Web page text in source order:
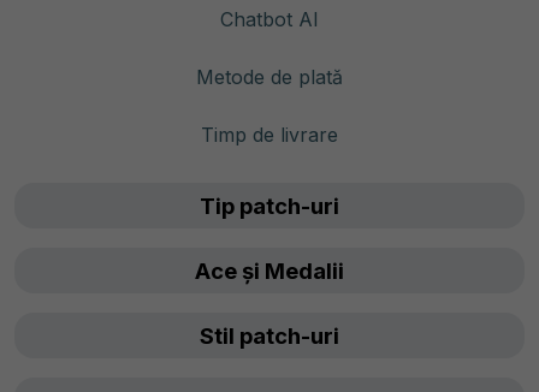
Chatbot AI
Metode de plată
Timp de livrare
Tip patch-uri
Ace și Medalii
Stil patch-uri